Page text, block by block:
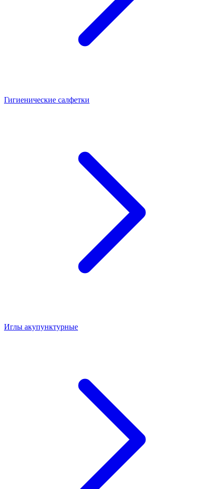
Гигиенические салфетки
Иглы акупунктурные